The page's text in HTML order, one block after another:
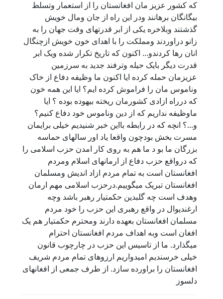
که کشور عزیز مان افغانستان را از استعمار وتسلط
بیگانگان برهانند ودر این راه از جان ومال خویش
گذشتند وبلاخره یکی از ابر قدرتهای وقت جهان را به
زانو دراوردند ومملکت را با اهدای خون خویش ازچنگال
انان رها کردندو... اکنون که تاریخ تکرار شده ویک ابر
قدرت دیگر بایک حیله وترفند جدید به سرزمین
عزیزمان حمله کرده ایا اکنون ما وظیفه دفاع از خاک
وناموس مان را فراموش کرده ایم؟ ایا این همه خون
که درراه ازادی کشورمان ریخته بیهوده بوده ؟ ایا
ماوظیفه نداریم که از دین وناموس خود دفاع کنیم؟
و...؟ انچه که در رابطه بااین خبر شنیدیم خیلی برایمان
مسرت بخش بودچون واقعا یاد اور سالهای حماسه
بزرگان ما بو د ما هم به روی کار امدن حزب اسلامی را
که درواقع حزب دفاع از ارمانهای اسلام ومردم
افغانستان است به تمام مردم ازاد اندیش ومسلمان
افغانستان تبریک میگوییم.درحزب اسلامی مهم ارمان
وهدف است چه گلبدین حکمتیار رهبر باشد وچه
ارغندیوال در واقع رهبری این حزب را خود مردم
مسلمان افغانستان بعهده دارند ومحترم حکمتیار هم یک
افغان است وبه اهداف مردم افغانستان احترام
میگذارد. ما از تاسیس این حزب در چارچوب قانون
خیلی خرسندیم امیدواریم ارزوهای تمام مردم شریف
افغانستان را براورده سازد. از طرف جمعی از افغانهای
دلسوز